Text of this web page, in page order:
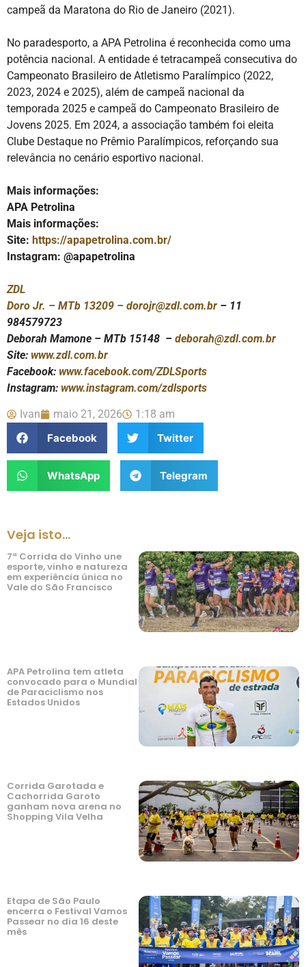
campeã da Maratona do Rio de Janeiro (2021).
No paradesporto, a APA Petrolina é reconhecida como uma
potência nacional. A entidade é tetracampeã consecutiva do
Campeonato Brasileiro de Atletismo Paralímpico (2022,
2023, 2024 e 2025), além de campeã nacional da
temporada 2025 e campeã do Campeonato Brasileiro de
Jovens 2025. Em 2024, a associação também foi eleita
Clube Destaque no Prêmio Paralímpicos, reforçando sua
relevância no cenário esportivo nacional.
Mais informações:
APA Petrolina
Mais informações:
Site: https://apapetrolina.com.br/
Instagram: @apapetrolina
ZDL
Doro Jr. – MTb 13209 – dorojr@zdl.com.br – 11
984579723
Deborah Mamone – MTb 15148 – deborah@zdl.com.br
Site: www.zdl.com.br
Facebook: www.facebook.com/ZDLSports
Instagram: www.instagram.com/zdlsports
Ivan maio 21, 2026
1:18 am
Facebook
Twitter
WhatsApp Telegram
Veja isto...
7ª Corrida do Vinho une
esporte, vinho e natureza
em experiência única no
Vale do São Francisco
APA Petrolina tem atleta
convocado para o Mundial
de Paraciclismo nos
Estados Unidos
Corrida Garotada e
Cachorrida Garoto
ganham nova arena no
Shopping Vila Velha
Etapa de São Paulo
encerra o Festival Vamos
Passear no dia 16 deste
mês